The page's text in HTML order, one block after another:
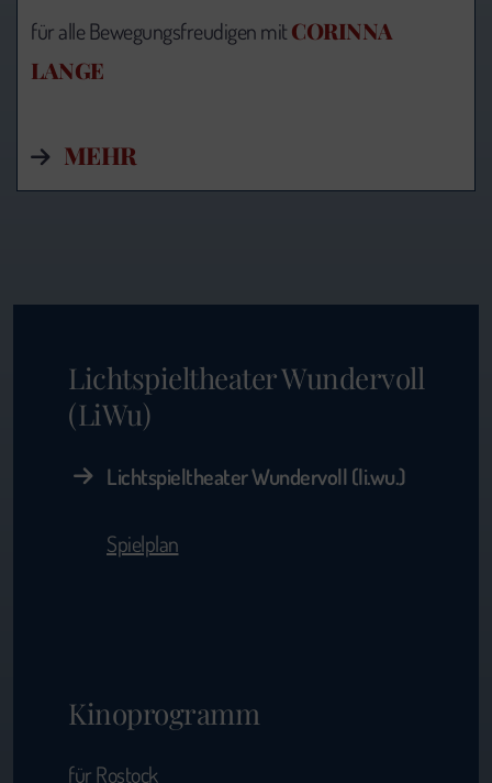
für alle Bewegungsfreudigen mitCORINNA
LANGE
MEHR
Lichtspieltheater Wundervoll
(LiWu)
Lichtspieltheater Wundervoll (li.wu.)
Spielplan
Kinoprogramm
für Rostock